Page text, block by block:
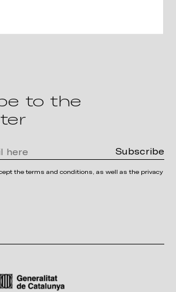
to the
the terms and conditions, as well as the privacy